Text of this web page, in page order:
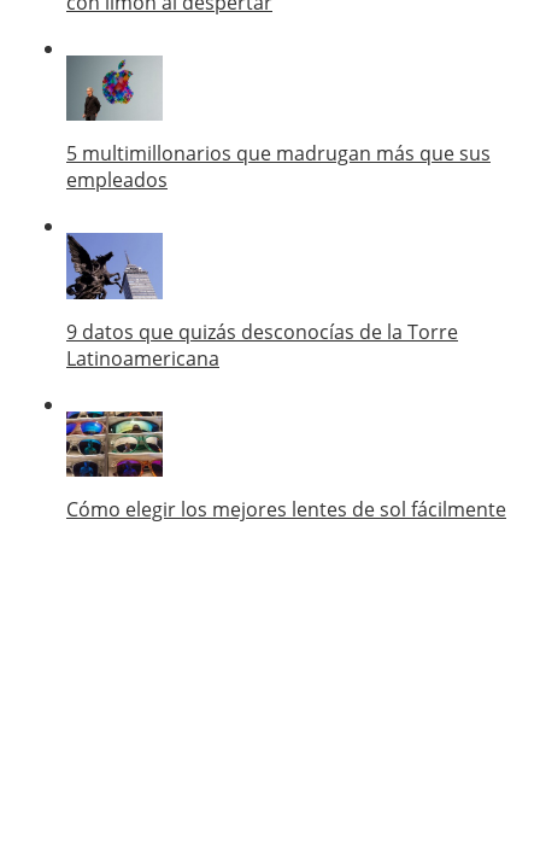
5 multimillonarios que madrugan más que sus
empleados
9 datos que quizás desconocías de la Torre
Latinoamericana
Cómo elegir los mejores lentes de sol fácilmente